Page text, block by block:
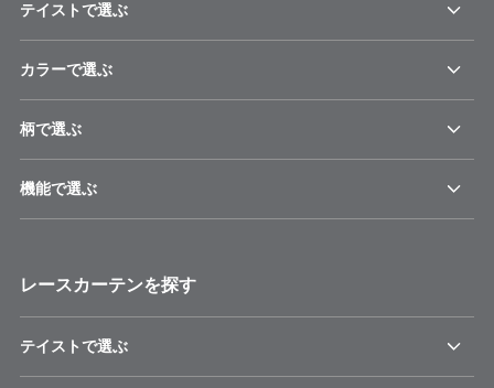
テイストで選ぶ
カラーで選ぶ
柄で選ぶ
機能で選ぶ
レースカーテンを探す
テイストで選ぶ